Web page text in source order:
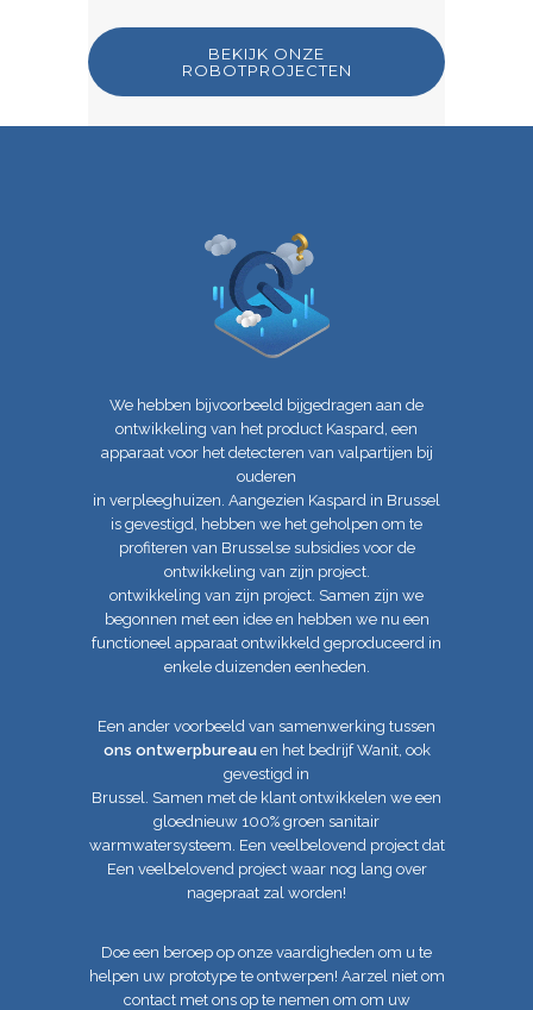
BEKIJK ONZE
ROBOTPROJECTEN
We hebben bijvoorbeeld bijgedragen aan de
ontwikkeling van het product Kaspard, een
apparaat voor het detecteren van valpartijen bij
ouderen
in verpleeghuizen. Aangezien Kaspard in Brussel
is gevestigd, hebben we het geholpen om te
profiteren van Brusselse subsidies voor de
ontwikkeling van zijn project.
ontwikkeling van zijn project. Samen zijn we
begonnen met een idee en hebben we nu een
functioneel apparaat ontwikkeld geproduceerd in
enkele duizenden eenheden.
Een ander voorbeeld van samenwerking tussen
ons ontwerpbureauen het bedrijf Wanit, ook
gevestigd in
Brussel. Samen met de klant ontwikkelen we een
gloednieuw 100% groen sanitair
warmwatersysteem. Een veelbelovend project dat
Een veelbelovend project waar nog lang over
nagepraat zal worden!
Doe een beroep op onze vaardigheden om u te
helpen uw prototype te ontwerpen! Aarzel niet om
contact met ons op te nemen om om uw